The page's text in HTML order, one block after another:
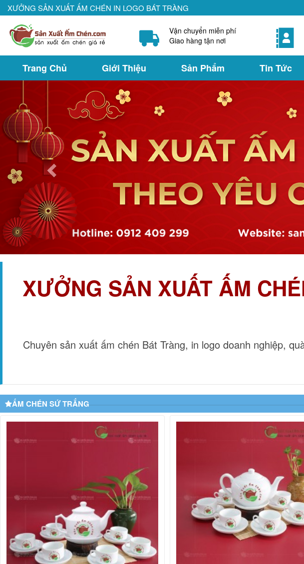
XƯỞNG SẢN XUẤT ẤM CHÉN IN LOGO BÁT TRÀNG
Vận chuyển miễn phí
Giao hàng tận nơi
Trang Chủ Giới Thiệu Sản Phẩm Tin Tức
XƯỞNG SẢN XUẤT ẤM
Chuyên sản xuất ấm chén Bát Tràng, in logo doanh nghiệp,
ẤM CHÉN SỨ TRẮNG